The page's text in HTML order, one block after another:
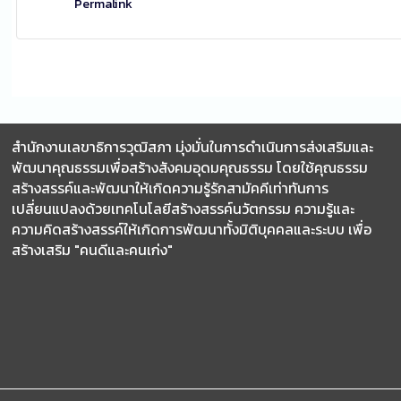
สำนักงานเลขาธิการวุฒิสภา มุ่งมั่นในการดำเนินการส่งเสริมและ
พัฒนาคุณธรรมเพื่อสร้างสังคมอุดมคุณธรรม โดยใช้คุณธรรม
สร้างสรรค์และพัฒนาให้เกิดความรู้รักสามัคคีเท่าทันการ
เปลี่ยนแปลงด้วยเทคโนโลยีสร้างสรรค์นวัตกรรม ความรู้และ
ความคิดสร้างสรรค์ให้เกิดการพัฒนาทั้งมิติบุคคลและระบบ เพื่อ
สร้างเสริม "คนดีและคนเก่ง"